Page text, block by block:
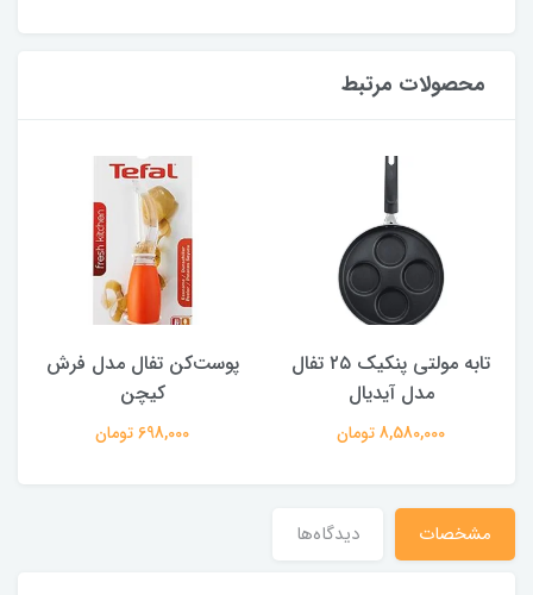
محصولات مرتبط
تابه مولتی پنکیک ۲۵ تفال
مدل آیدیال
8,580,000 تومان
پوست‌کن تفال مدل فرش
کیچن
698,000 تومان
مشخصات دیدگاه‌ها